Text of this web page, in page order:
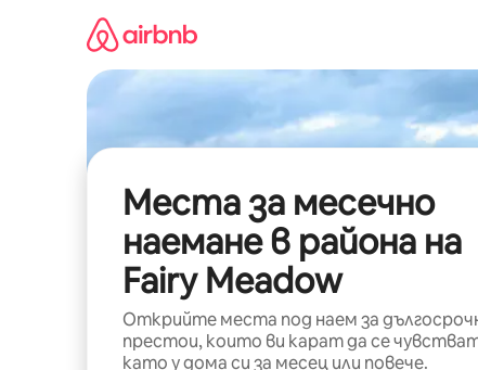
съдържанието
Места за месечно
наемане в района на
Fairy Meadow
Открийте места под наем за
престои, които ви карат да се
като у дома си за месец или повече.